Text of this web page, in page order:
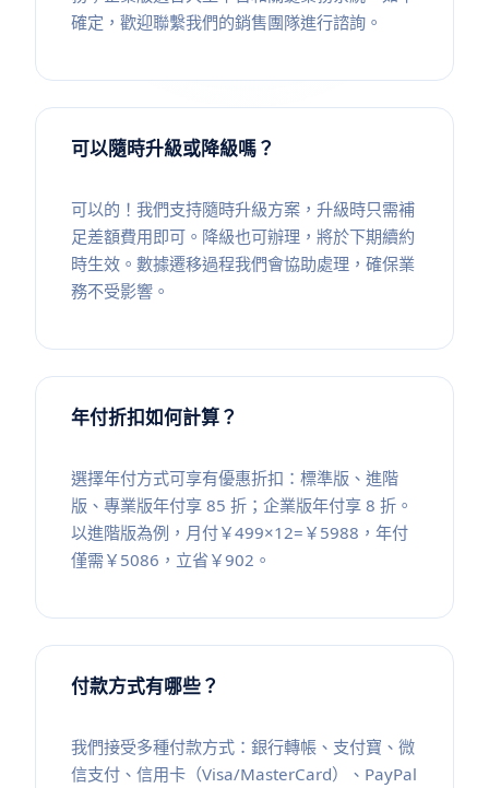
確定，歡迎聯繫我們的銷售團隊進行諮詢。
可以隨時升級或降級嗎？
可以的！我們支持隨時升級方案，升級時只需補
足差額費用即可。降級也可辦理，將於下期續約
時生效。數據遷移過程我們會協助處理，確保業
務不受影響。
年付折扣如何計算？
選擇年付方式可享有優惠折扣：標準版、進階
版、專業版年付享 85 折；企業版年付享 8 折。
以進階版為例，月付￥499×12=￥5988，年付
僅需￥5086，立省￥902。
付款方式有哪些？
我們接受多種付款方式：銀行轉帳、支付寶、微
信支付、信用卡（Visa/MasterCard）、PayPal